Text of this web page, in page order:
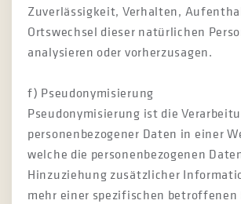
Zuverlässigkeit, Verhalten,
Ortswechsel dieser natürlichen
analysieren oder vorherzusagen.
f) Pseudonymisierung
Pseudonymisierung ist die
personenbezogener Daten in einer
welche die personenbezogenen
Hinzuziehung zusätzlicher
mehr einer spezifischen betroffenen